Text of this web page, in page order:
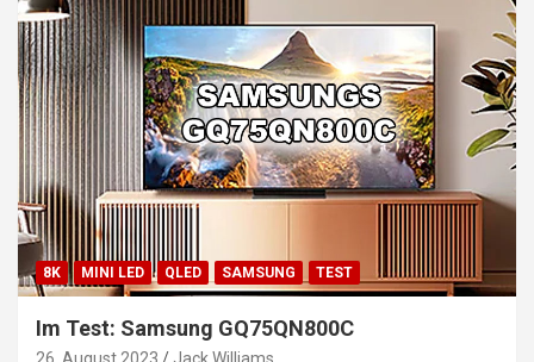
8K MINI LED QLED SAMSUNG TEST
Im Test: Samsung GQ75QN800C